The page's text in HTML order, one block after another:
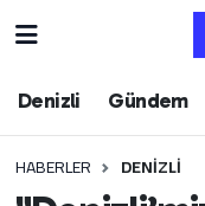
Denizli Gündem
HABERLER DENIZLI
Denizli
Hava Durumu
Trafik Durumu